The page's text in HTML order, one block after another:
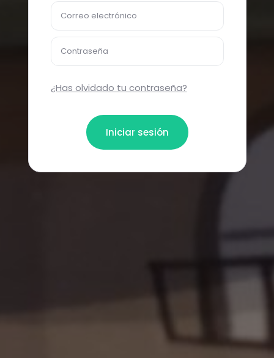
Correo electrónico
Contraseña
¿Has olvidado tu contraseña?
Iniciar sesión